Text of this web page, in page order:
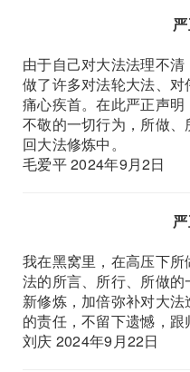
由于自己对大法法理不
做了许多对法轮大法、
痛心疾首。在此严正声
不敬的一切行为，所做
回大法修炼中。
毛爱平 2024年9月2日
我在黑窝里，在高压下
法的所言、所行、所做
新修炼，加倍弥补对大
的责任，不留下遗憾，跟
刘庆 2024年9月22日